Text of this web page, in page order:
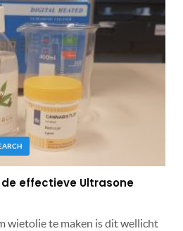
effectieve Ultrasone
wietolie te maken is dit wellicht